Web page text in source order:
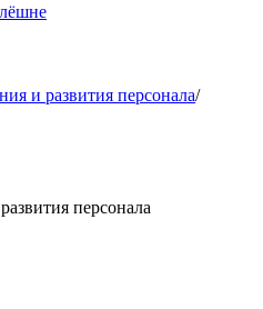
и развития персонала/
персонала